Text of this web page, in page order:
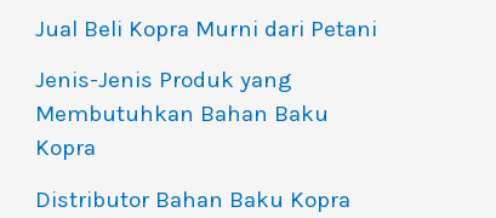
Jual Beli Kopra Murni dari Petani
Jenis-Jenis Produk yang
Membutuhkan Bahan Baku
Kopra
Distributor Bahan Baku Kopra